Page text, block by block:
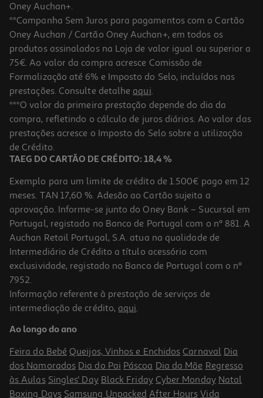
3.7
Escovas Auchan Interdentárias Nano 5un
0.25 €/un
1,25 €
Fio Dentário Expansivo Sensodyne 50mt
2.99 €/un
2,99 €
Oney Auchan+.
**Campanha Sem Juros para pagamentos com o Cartão
Oney Auchan / Cartão Oney Auchan+, em todos os
produtos assinalados na Loja de valor igual ou superior a
75€. Ao valor da compra acresce Comissão de
Formalização até 6% e Imposto do Selo, incluídos nas
prestações. Consulte detalhe aqui.
***O valor da primeira prestação depende do dia da
compra, refletindo o cálculo de juros diários. Ao valor das
prestações acresce o Imposto do Selo sobre a utilização
de Crédito.
TAEG DO CARTÃO DE CRÉDITO: 18,4 %
Exemplo para um limite de crédito de 1.500€ pago em 12
meses. TAN 17,60 %. Adesão ao Cartão sujeita a
aprovação. Informe-se junto do Oney Bank – Sucursal em
Portugal, registado no Banco de Portugal com o nº 881. A
Auchan Retail Portugal, S.A. atua na qualidade de
Intermediário de Crédito a título acessório com
exclusividade, registado no Banco de Portugal com o nº
7952.
Informação referente à prestação de serviços de
intermediação de crédito, aqui.
Ao longo do ano
Feira do Bebé Queijos, Vinhos e Enchidos Carnaval Dia
dos Namorados Dia do Pai Páscoa Dia da Mãe Regresso
às Aulas Singles' Day Black Friday Cyber Monday Natal
Boxing Days Samsung Unpacked After Hours Vida